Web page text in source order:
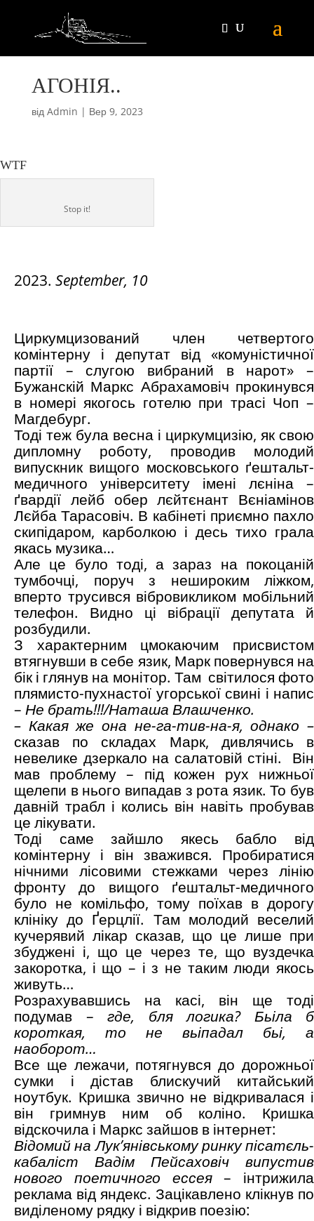
АГОНІЯ..
від Admin | Вер 9, 2023
WTF
Stop it!
September, 10
Циркумцизований член четвертого
комінтерну і депутат від «комуністичної
партії – слугою вибраний в нарот» –
Бужанскій Маркс Абрахамовіч прокинувся
в номері якогось готелю при трасі Чоп –
Магдебург.
Тоді теж була весна і циркумцизію, як свою
дипломну роботу, проводив молодий
випускник вищого московського ґештальт-
медичного університету імені лєніна –
ґвардії лейб обер лєйтєнант Вєніамінов
Лєйба Тарасовіч. В кабінеті приємно пахло
скипідаром, карболкою і десь тихо грала
якась музика…
Але це було тоді, а зараз на покоцаній
тумбочці, поруч з нешироким ліжком,
вперто трусився вібровикликом мобільний
телефон. Видно ці вібрації депутата й
розбудили.
З характерним цмокаючим присвистом
втягнувши в себе язик, Марк повернувся на
бік і глянув на монітор. Там світилося фото
плямисто-пухнастої угорської свині і напис
– Не брать!!!/Наташа Влашченко.
– Какая же она не-га-тив-на-я, однако –
сказав по складах Марк, дивлячись в
невелике дзеркало на салатовій стіні. Він
мав проблему – під кожен рух нижньої
щелепи в нього випадав з рота язик. То був
давній трабл і колись він навіть пробував
це лікувати.
Тоді саме зайшло якесь бабло від
комінтерну і він зважився. Пробиратися
нічними лісовими стежками через лінію
фронту до вищого ґештальт-медичного
було не комільфо, тому поїхав в дорогу
клініку до Ґерцлії. Там молодий веселий
кучерявий лікар сказав, що це лише при
збуджені і, що це через те, що вуздечка
закоротка, і що – і з не таким люди якось
живуть…
Розрахувавшись на касі, він ще тоді
подумав – где, бля логика? Бьіла б
короткая, то не вьіпадал бьі, а
наоборот…
Все ще лежачи, потягнувся до дорожньої
сумки і дістав блискучий китайський
ноутбук. Кришка звично не відкривалася і
він гримнув ним об коліно. Кришка
відскочила і Маркс зайшов в інтернет:
Відомий на Лук’янівському ринку пісатєль-
кабаліст Вадім Пейсаховіч випустив
нового поетичного ессея– інтрижила
реклама від яндекс. Зацікавлено клікнув по
виділеному рядку і відкрив поезію: